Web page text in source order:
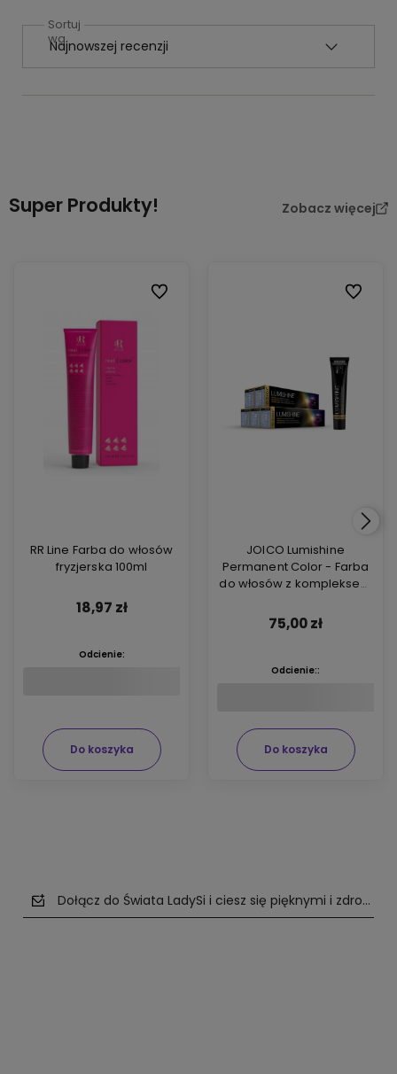
Sortuj
wg
Super Produkty! Zobacz więcej
RR Line Farba do włosów
fryzjerska 100ml
18,97 zł
Do koszyka
Odcienie:
Do ulubionych
JOICO Lumishine
Permanent Color - Farba
do włosów z kompleksem
włosy 74ml
75,00 zł
Do koszyka
Odcienie::
Do
Dołącz do Świata LadySi i ciesz się pięknymi i